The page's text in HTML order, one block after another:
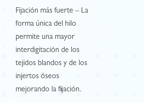
Fijación más fuerte – La
forma única del hilo
permite una mayor
interdigitación de los
tejidos blandos y de los
injertos óseos
mejorando la fijación.